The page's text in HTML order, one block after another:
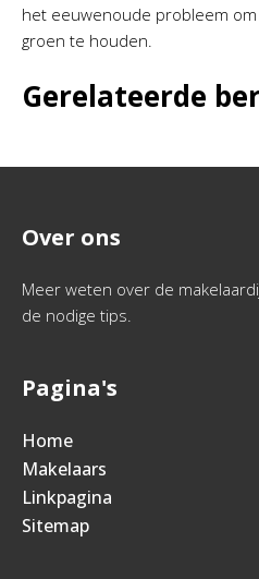
het eeuwenoude probleem
groen te houden.
Gerelateerde
Over ons
Meer weten over de
de nodige tips.
Pagina's
Home
Makelaars
Linkpagina
Sitemap